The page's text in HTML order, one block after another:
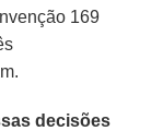
169
decisões